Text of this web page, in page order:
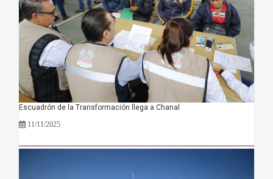
Escuadrón de la Transformación llega a Chanal
11/11/2025